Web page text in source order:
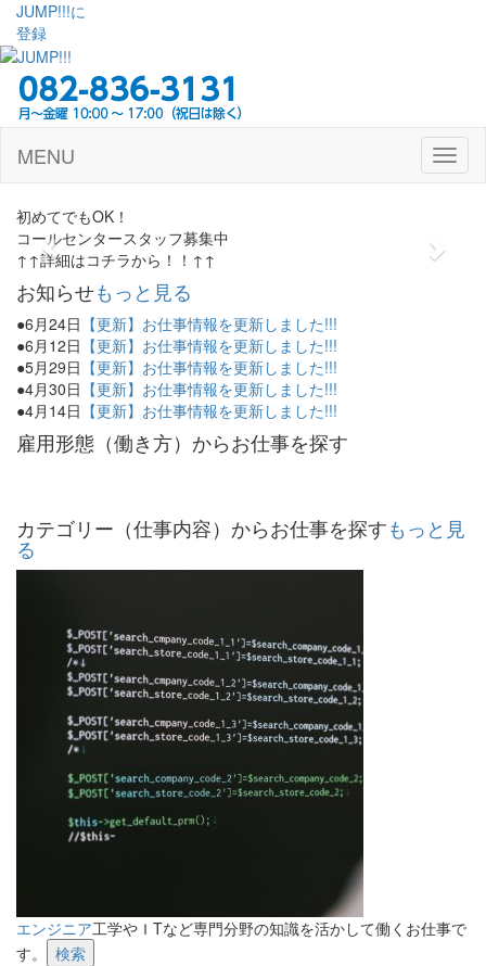
JUMP!!!に
登録
MENU
初めてでもOK！
コールセンタースタッフ募集中
↑↑詳細はコチラから！！↑↑
Previous
お知らせもっと見る
●6月24日 【更新】お仕事情報を更新しました!!!
●6月12日 【更新】お仕事情報を更新しました!!!
●5月29日 【更新】お仕事情報を更新しました!!!
●4月30日 【更新】お仕事情報を更新しました!!!
●4月14日 【更新】お仕事情報を更新しました!!!
雇用形態（働き方）からお仕事を探す
カテゴリー（仕事内容）からお仕事を探すもっと見
る
エンジニア工学やＩTなど専門分野の知識を活かして働くお仕事で
す。
検索